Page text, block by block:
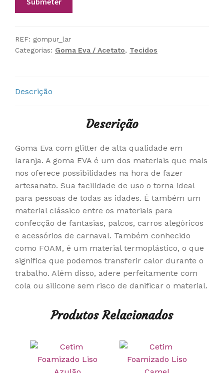
REF: gompur_lar
Categorias: Goma Eva / Acetato, Tecidos
Descrição
Descrição
Goma Eva com glitter de alta qualidade em
laranja. A goma EVA é um dos materiais que mais
nos oferece possibilidades na hora de fazer
artesanato. Sua facilidade de uso o torna ideal
para pessoas de todas as idades. É também um
material clássico entre os materiais para
confecção de fantasias, palcos, carros alegóricos
e acessórios de carnaval. Também conhecido
como FOAM, é um material termoplástico, o que
significa que podemos transferir calor durante o
trabalho. Além disso, adere perfeitamente com
cola ou silicone sem risco de danificar o material.
Produtos Relacionados